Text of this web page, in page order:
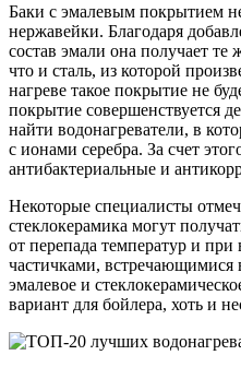
Баки с эмалевым покрытием
нержавейки. Благодаря
состав эмали она получает
что и сталь, из которой
нагреве такое покрытие не
покрытие совершенствуется
найти водонагреватели, в
с ионами серебра. За счет
антибактериальные и
Некоторые специалисты
стеклокерамика могут
от перепада температур и
частичками, встречающимися
эмалевое и
вариант для бойлера, хоть и